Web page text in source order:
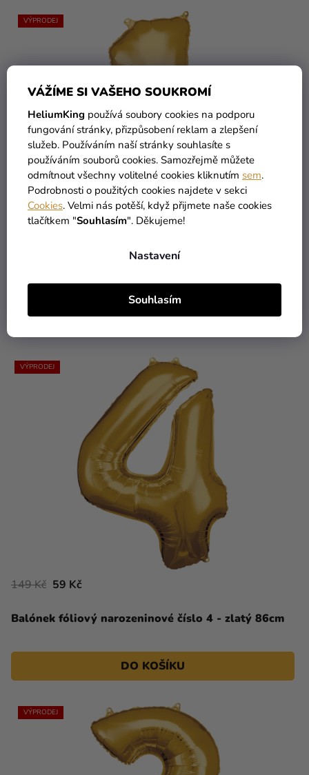
VÁŽÍME SI VAŠEHO SOUKROMÍ
HeliumKing používá soubory cookies na podporu
fungování stránky, přizpůsobení reklam a zlepšení
služeb. Používáním naší stránky souhlasíte s
používáním souborů cookies. Samozřejmě můžete
odmítnout všechny volitelné cookies kliknutím sem.
Podrobnosti o použitých cookies najdete v sekci
Cookies. Velmi nás potěší, když přijmete naše cookies
tlačítkem "Souhlasím". Děkujeme!
Nastavení
Souhlasím
VÝPRODEJ
DO KOŠÍKU
VÝPRODEJ
Balónek fóliový narozeninové číslo 4 - zlatý 86cm
149 Kč 59 Kč
DO KOŠÍKU
VÝPRODEJ